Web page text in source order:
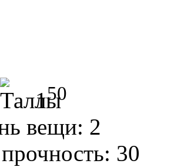
150
вещи: 2
30